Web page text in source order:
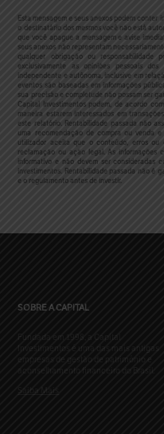
Esta mensagem e seus anexos podem conter
o destinatário dos mesmos você não está
que você apague a mensagem e avise
seus anexos não representam
qualquer obrigação ou responsabilidade
exclusivamente as opiniões pessoais
independente e autônoma, inclusive em
eventos são baseadas em informações
sua precisão e completude não possam ser
Capital Investimentos podem, de acordo
maneira estarem interessados em
este relatório. Rentabilidade passada não
uma recomendação de compra ou venda
utilizador aceita que o conteúdo, erros ou
reclamação ou ação legal. As informações
informativo e não devem ser
investimentos. Rentabilidade passada não é
e o regulamento antes de investir.
SOBRE A CAPITAL
Fundada em 1998, a Capital
Investimentos é uma das mais antigas
empresas de gestão de patrimônio e
aconselhamento financeiro do Brasil.
Saiba Mais